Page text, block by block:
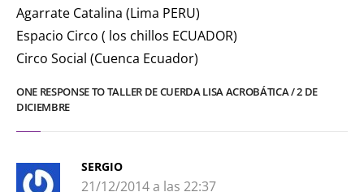
Agarrate Catalina (Lima PERU)
Espacio Circo ( los chillos ECUADOR)
Circo Social (Cuenca Ecuador)
ONE RESPONSE TO TALLER DE CUERDA LISA ACROBÁTICA / 2 DE
DICIEMBRE
SERGIO
21/12/2014 a las 22:37